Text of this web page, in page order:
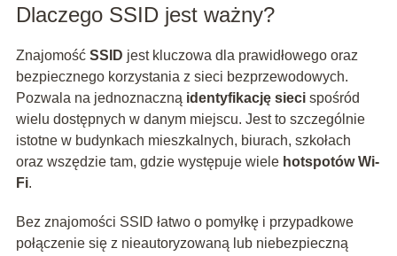
Dlaczego SSID jest ważny?
Znajomość SSID jest kluczowa dla prawidłowego oraz
bezpiecznego korzystania z sieci bezprzewodowych.
Pozwala na jednoznaczną identyfikację siecispośród
wielu dostępnych w danym miejscu. Jest to szczególnie
istotne w budynkach mieszkalnych, biurach, szkołach
oraz wszędzie tam, gdzie występuje wiele hotspotów Wi-
Fi.
Bez znajomości SSID łatwo o pomyłkę i przypadkowe
połączenie się z nieautoryzowaną lub niebezpieczną